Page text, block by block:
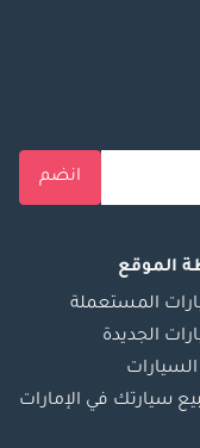
انضم
الموقع
المستعملة
الجديدة
السيارات
سيارتك في الإمارات